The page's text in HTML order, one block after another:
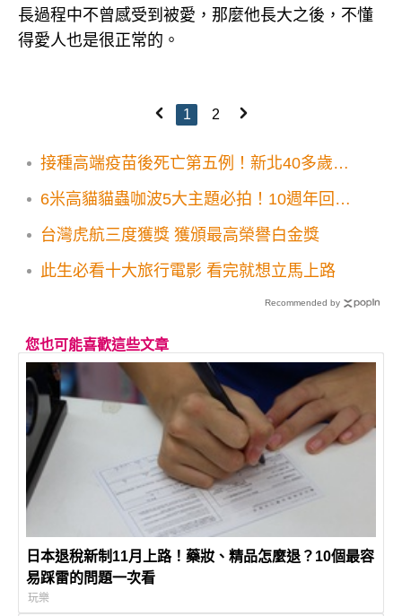
長過程中不曾感受到被愛，那麼他長大之後，不懂
得愛人也是很正常的。
1 2
接種高端疫苗後死亡第五例！新北40多歲男
6米高貓貓蟲咖波5大主題必拍！10週年回顧
台灣虎航三度獲獎 獲頒最高榮譽白金獎
此生必看十大旅行電影 看完就想立馬上路
Recommended by
您也可能喜歡這些文章
日本退稅新制11月上路！藥妝、精品怎麼退？10個最容
易踩雷的問題一次看
玩樂